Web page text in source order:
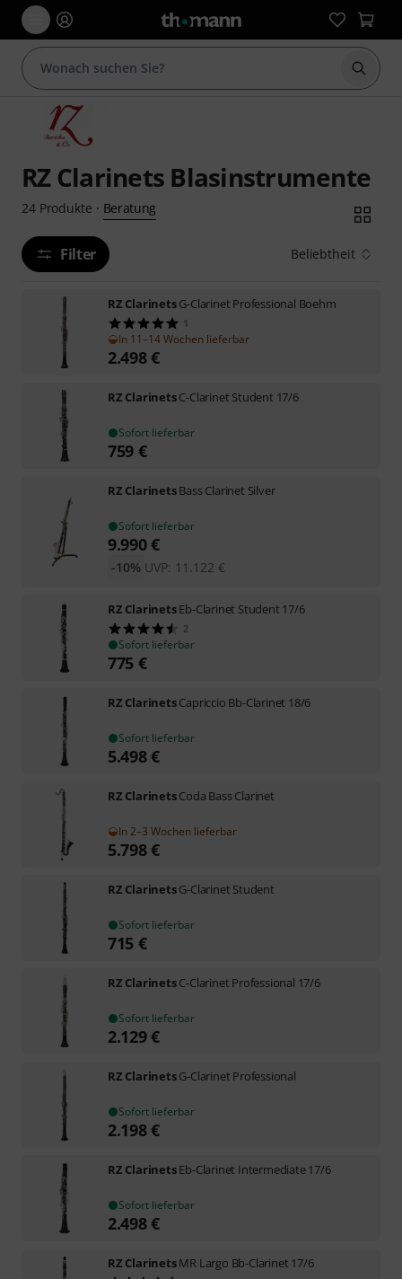
Suche
RZ Clarinets Blasinstrumente
24 Produkte · Beratung
Filter Beliebtheit
RZ ClarinetsG-Clarinet Professional Boehm
1
In 11–14 Wochen lieferbar
2.498€
RZ ClarinetsC-Clarinet Student 17/6
Sofort lieferbar
759 €
RZ ClarinetsBass Clarinet Silver
Sofort lieferbar
9.990€
UVP: 11.122 €
-10%
RZ ClarinetsEb-Clarinet Student 17/6
2
Sofort lieferbar
775 €
RZ ClarinetsCapriccio Bb-Clarinet 18/6
Sofort lieferbar
5.498€
RZ ClarinetsCoda Bass Clarinet
In 2–3 Wochen lieferbar
5.798€
RZ ClarinetsG-Clarinet Student
Sofort lieferbar
715 €
RZ ClarinetsC-Clarinet Professional 17/6
Sofort lieferbar
2.129€
RZ ClarinetsG-Clarinet Professional
Sofort lieferbar
2.198€
RZ ClarinetsEb-Clarinet Intermediate 17/6
Sofort lieferbar
2.498€
RZ ClarinetsMR Largo Bb-Clarinet 17/6